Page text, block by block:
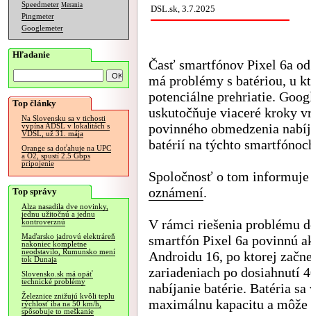
Speedmeter Merania
Pingmeter
Googlemeter
Hľadanie
Top články
Na Slovensku sa v tichosti
vypína ADSL v lokalitách s
VDSL, už 31. mája
Orange sa doťahuje na UPC
a O2, spustí 2.5 Gbps
pripojenie
Top správy
Alza nasadila dve novinky,
jednu užitočnú a jednu
kontroverznú
Maďarsko jadrovú elektráreň
nakoniec kompletne
neodstavilo, Rumunsko mení
tok Dunaja
Slovensko.sk má opäť
technické problémy
Železnice znižujú kvôli teplu
rýchlosť iba na 50 km/h,
spôsobuje to meškanie
DSL.sk, 3.7.2025
Časť smartfónov Pixel 6a
má problémy s batériou, u
potenciálne prehriatie.
uskutočňuje viaceré kroky
povinného obmedzenia
batérií na týchto
Spoločnosť o tom
oznámení.
V rámci riešenia problému
smartfón Pixel 6a povinnú
Androidu 16, po ktorej
zariadeniach po dosiahnutí
nabíjanie batérie. Batéria
maximálnu kapacitu a